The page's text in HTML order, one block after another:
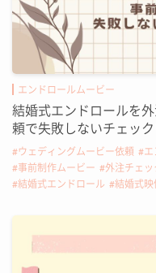
エンドロールムービー
結婚式エンドロールを
頼で失敗しないチェッ
ウェディングムービー依頼
事前制作ムービー
外注チェッ
結婚式エンドロール
結婚式映